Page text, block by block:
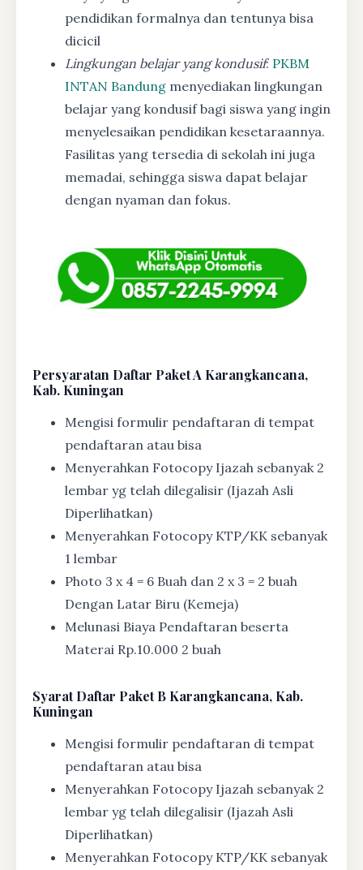
pendidikan formalnya dan tentunya bisa
dicicil
Lingkungan belajar yang kondusif: PKBM
INTAN Bandung menyediakan lingkungan
belajar yang kondusif bagi siswa yang ingin
menyelesaikan pendidikan kesetaraannya.
Fasilitas yang tersedia di sekolah ini juga
memadai, sehingga siswa dapat belajar
dengan nyaman dan fokus.
Persyaratan Daftar Paket A Karangkancana,
Kab. Kuningan
Mengisi formulir pendaftaran di tempat
pendaftaran atau bisa
Menyerahkan Fotocopy Ijazah sebanyak 2
lembar yg telah dilegalisir (Ijazah Asli
Diperlihatkan)
Menyerahkan Fotocopy KTP/KK sebanyak
1 lembar
Photo 3 x 4 = 6 Buah dan 2 x 3 = 2 buah
Dengan Latar Biru (Kemeja)
Melunasi Biaya Pendaftaran beserta
Materai Rp.10.000 2 buah
SyaratDaftar Paket B Karangkancana, Kab.
Kuningan
Mengisi formulir pendaftaran di tempat
pendaftaran atau bisa
Menyerahkan Fotocopy Ijazah sebanyak 2
lembar yg telah dilegalisir (Ijazah Asli
Diperlihatkan)
Menyerahkan Fotocopy KTP/KK sebanyak